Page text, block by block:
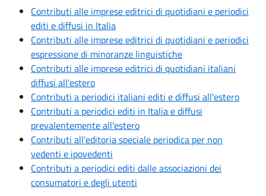
Contributi alle imprese editrici di quotidiani e periodici
editi e diffusi in Italia
Contributi alle imprese editrici di quotidiani e periodici
espressione di minoranze linguistiche
Contributi alle imprese editrici di quotidiani italiani
diffusi all'estero
Contributi a periodici italiani editi e diffusi all'estero
Contributi a periodici editi in Italia e diffusi
prevalentemente all'estero
Contributi all'editoria speciale periodica per non
vedenti e ipovedenti
Contributi a periodici editi dalle associazioni dei
consumatori e degli utenti